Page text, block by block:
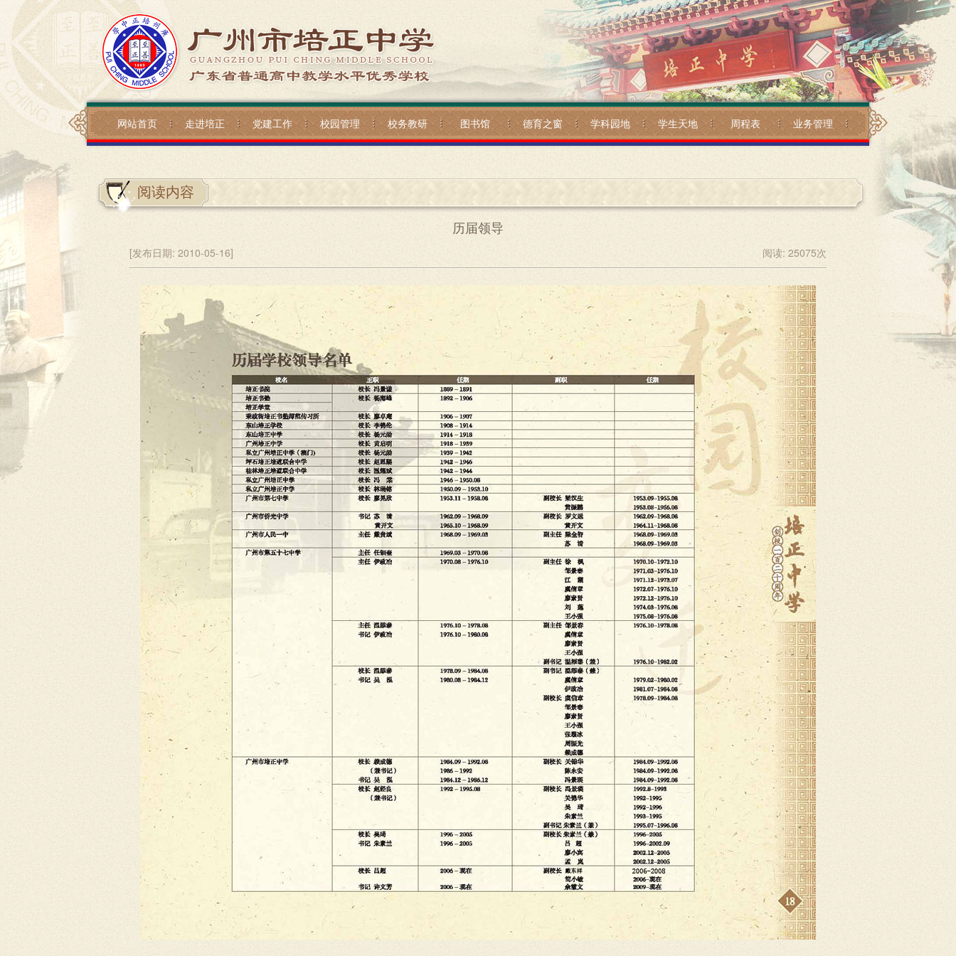
网站首页 走进培正 党建工作 校园管理 校务教研 图书馆 德育之窗 学科园地 学生天地 周程表 业务管理
阅读内容
历届领导
[发布日期: 2010-05-16] 阅读: 25075次